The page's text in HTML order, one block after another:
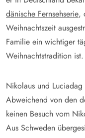
dänische Fernsehserie,
Weihnachtszeit
Familie ein wichtiger
Weihnachtstradition ist.
Nikolaus und Luciadag
Abweichend von den
keinen Besuch vom
Aus Schweden